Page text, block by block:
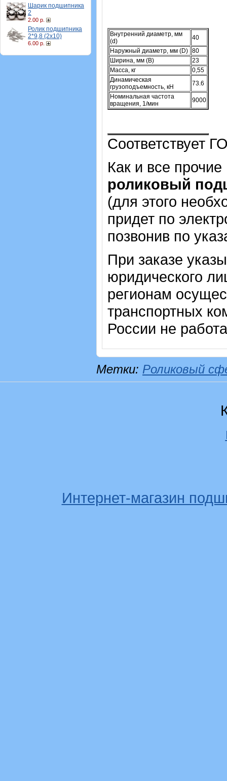
Шарик подшипника
2
2.00 р.
Ролик подшипника
2*9,8 (2х10)
6.00 р.
Внутренний диаметр, мм
(d)
40
Наружный диаметр, мм (D) 80
Ширина, мм (B)
23
Масса, кг
0,55
Динамическая
грузоподъемность, кН
73.6
Номинальная частота
вращения, 1/мин
9000
Соответствует
Как и все
роликовый
(для этого
придет по
позвонив по
При заказе
юридического
регионам
транспортных
России не
Метки: Роликовый
Интернет-магазин